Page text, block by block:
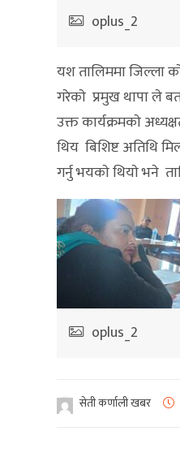
oplus_2
यश तालिममा जिल्ला
गरेकाे प्रमुख थापा ले
उक्त कार्यक्रमकाे
थिय बिशिष्ट अतिथि
गर्नु भयकाे थियाे भने
oplus_2
सेती कर्णाली खबर